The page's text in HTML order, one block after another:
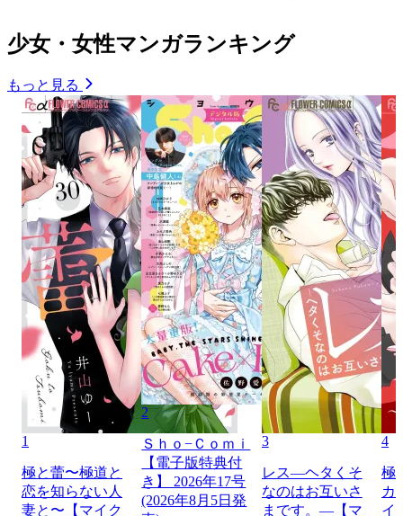
少女・女性マンガランキング
もっと見る
1
極と蕾〜極道と
恋を知らない人
妻と〜【マイク
2
Ｓｈｏ−Ｃｏｍｉ
【電子版特典付
き】 2026年17号
(2026年8月5日発
3
レス―ヘタくそ
なのはお互いさ
まです。―【マ
4
極
カ
イ